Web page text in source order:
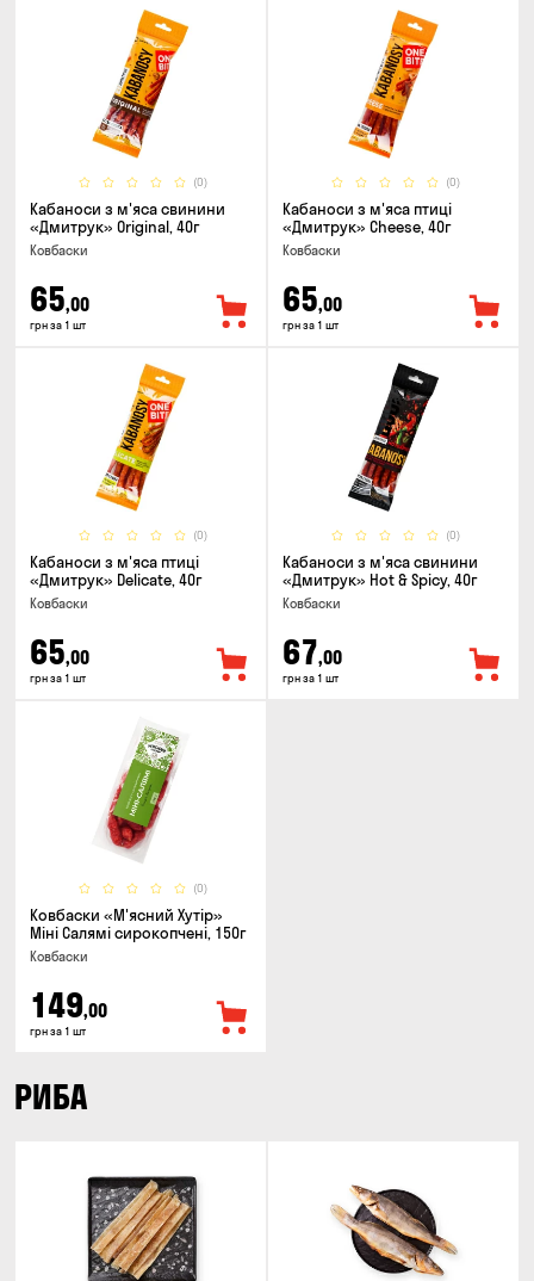
(0)
Кабаноси з м'яса свинини
«Дмитрук» Original, 40г
Ковбаски
65,00
грн за 1 шт
(0)
Кабаноси з м'яса птиці
«Дмитрук» Cheese, 40г
Ковбаски
65,00
грн за 1 шт
(0)
Кабаноси з м'яса птиці
«Дмитрук» Delicate, 40г
Ковбаски
65,00
грн за 1 шт
(0)
Кабаноси з м'яса свинини
«Дмитрук» Hot & Spicy, 40г
Ковбаски
67,00
грн за 1 шт
(0)
Ковбаски «М'ясний Хутір»
Міні Салямі сирокопчені, 150г
Ковбаски
149,00
грн за 1 шт
РИБА